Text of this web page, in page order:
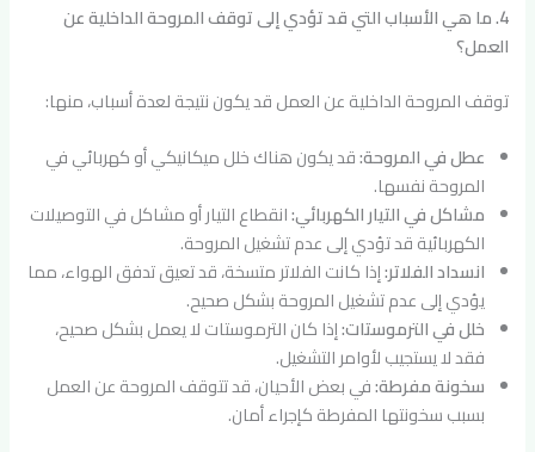
4. ما هي الأسباب التي قد تؤدي إلى توقف المروحة الداخلية عن
العمل؟
توقف المروحة الداخلية عن العمل قد يكون نتيجة لعدة أسباب، منها:
عطل في المروحة:قد يكون هناك خلل ميكانيكي أو كهربائي في
المروحة نفسها.
مشاكل في التيار الكهربائي:انقطاع التيار أو مشاكل في التوصيلات
الكهربائية قد تؤدي إلى عدم تشغيل المروحة.
انسداد الفلاتر:إذا كانت الفلاتر متسخة، قد تعيق تدفق الهواء، مما
يؤدي إلى عدم تشغيل المروحة بشكل صحيح.
خلل في الترموستات:إذا كان الترموستات لا يعمل بشكل صحيح،
فقد لا يستجيب لأوامر التشغيل.
سخونة مفرطة:في بعض الأحيان، قد تتوقف المروحة عن العمل
بسبب سخونتها المفرطة كإجراء أمان.